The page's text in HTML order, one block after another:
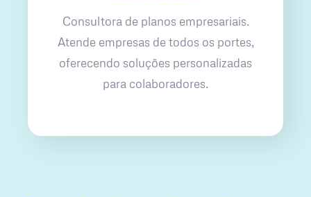
Consultora de planos empresariais.
Atende empresas de todos os portes,
oferecendo soluções personalizadas
para colaboradores.